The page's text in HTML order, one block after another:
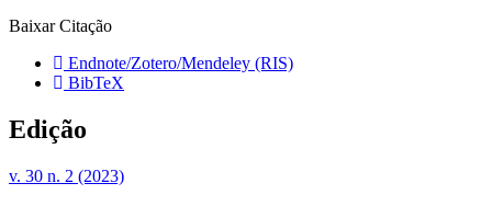
Baixar Citação
Endnote/Zotero/Mendeley (RIS)
BibTeX
Edição
v. 30 n. 2 (2023)